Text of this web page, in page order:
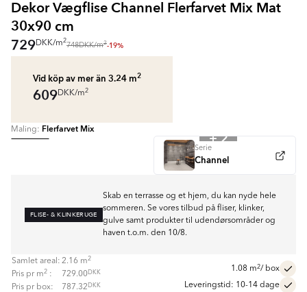
Dekor Vægflise Channel Flerfarvet Mix Mat
30x90 cm
729DKK/m2
748DKK/m2-19%
Vid köp av mer än 3.24 m2
609DKK/m2
Maling: Flerfarvet Mix
+ 2
Serie
Channel
FLISE- & KLINKERUGE
Skab en terrasse og et hjem, du kan nyde hele
sommeren. Se vores tilbud på fliser, klinker,
gulve samt produkter til udendørsområder og
haven t.o.m. den 10/8.
Samlet areal: 2.16 m 2
Pris pr m 2 : 729.00DKK
Pris pr box: 787.32 DKK
1.08 m2/ box
Leveringstid: 10-14 dage